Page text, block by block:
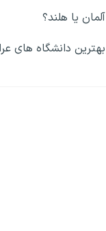
آلمان یا هلند؟
بهترین دانشگاه های